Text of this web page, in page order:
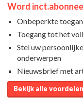
Word inct.abonnee
Onbeperkte
Toegang tot het
Stel uw
onderwerpen
Nieuwsbrief met
Bekijk alle voordelen